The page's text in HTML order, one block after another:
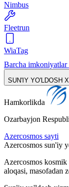
Nimbus
Fleetrun
WiaTag
Barcha imkoniyatlar
SUN'IY YO'LDOSH
Hamkorlikda
Ozarbayjon
Azercosmos sayti
Azercosmos sun'iy
Azercosmos
aloqasi, masofadan